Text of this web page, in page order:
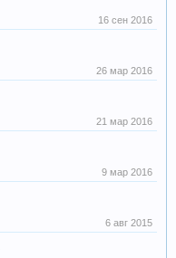
16 сен 2016
26 мар 2016
21 мар 2016
9 мар 2016
6 авг 2015